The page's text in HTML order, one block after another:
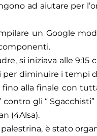
ad aiutare per
un Google
si iniziava alle
per diminuire i tempi
alla finale con
contro gli “
(4Alsa).
è stato